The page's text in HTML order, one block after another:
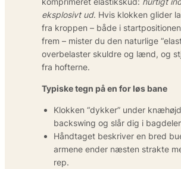
eksplosivt ud. Hvis klokken glider
fra kroppen – både i
frem – mister du den naturlige
overbelaster skuldre og lænd, og
fra hofterne.
Typiske tegn på en for løs bane
Klokken “dykker” under
backswing og slår dig i
Håndtaget beskriver en bred
armene ender næsten strakte
rep.